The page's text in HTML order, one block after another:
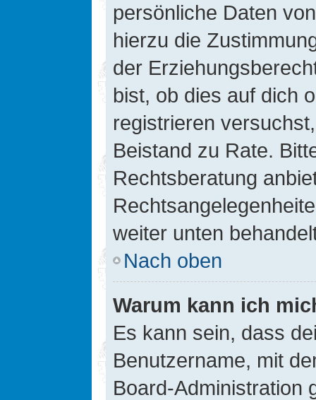
persönliche Daten
hierzu die
der
bist, ob dies auf dich
registrieren
Beistand zu Rate.
Rechtsberatung
weiter unten
Nach oben
Warum kann ich
Es kann sein, dass
Benutzername, mit
Board-Administration